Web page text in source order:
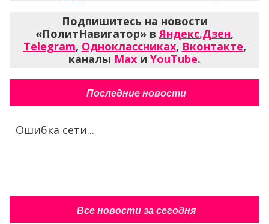
Подпишитесь на новости
«ПолитНавигатор» вЯндекс.Дзен,
Telegram, Одноклассниках, Вконтакте,
каналы Max и YouTube.
Последние новости
Ошибка сети...
Все новости за сегодня